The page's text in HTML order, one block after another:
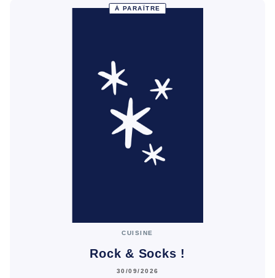
À PARAÎTRE
CUISINE
Rock & Socks !
30/09/2026